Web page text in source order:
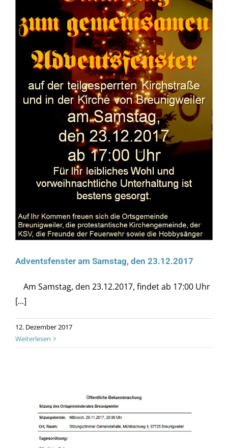
Adventsfenster am Samstag, den 23.12.2017
Am Samstag, den 23.12.2017, findet ab 17:00 Uhr
[...]
12. Dezember 2017
Weiterlesen